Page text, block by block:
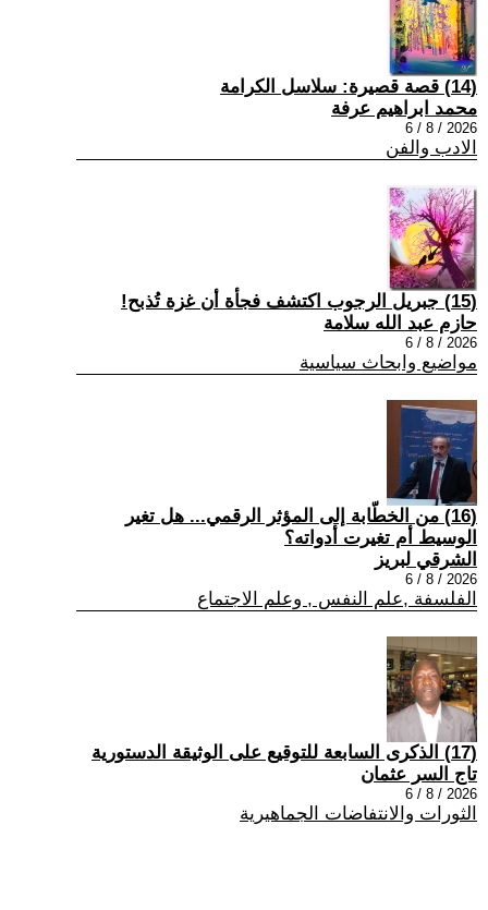
(14) قصة قصيرة: سلاسل الكرامة
محمد ابراهيم عرفة
2026 / 8 / 6
الادب والفن
(15) جبريل الرجوب اكتشف فجأة أن غزة تُذبح!
حازم عبد الله سلامة
2026 / 8 / 6
مواضيع وابحاث سياسية
(16) من الخطّابة إلى المؤثر الرقمي... هل تغير
الوسيط أم تغيرت أدواته؟
الشرقي لبريز
2026 / 8 / 6
الفلسفة ,علم النفس , وعلم الاجتماع
(17) الذكرى السابعة للتوقيع على الوثيقة الدستورية
تاج السر عثمان
2026 / 8 / 6
الثورات والانتفاضات الجماهيرية